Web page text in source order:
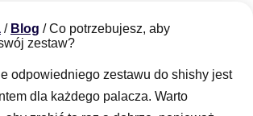
/ Blog / Co potrzebujesz, aby
zestaw?
odpowiedniego zestawu do shishy jest
dla każdego palacza. Warto